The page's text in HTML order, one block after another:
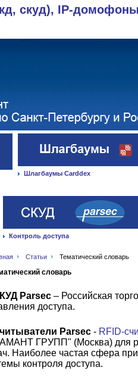
скуд), IP-
Шлагбаумы Carddex
Контроль доступа
Статьи Тематический словарь
словарь
Parsec – Российская
доступа.
Parsec - RFID-
ГРУПП" (Москва) для
Наиболее частая сфера
контроля доступа.